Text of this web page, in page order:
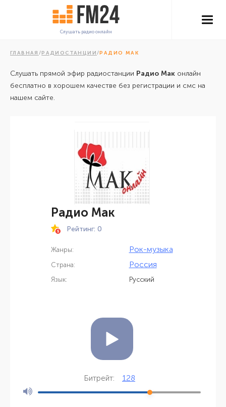
Слушать радио онлайн
ГЛАВНАЯ /РАДИОСТАНЦИИ/РАДИО МАК
Слушать прямой эфир радиостанции Радио Мак онлайн
бесплатно в хорошем качестве без регистрации и смс на
нашем сайте.
Радио Мак
Рейтинг: 0
Жанры: Рок-музыка
Страна: Россия
Язык: Русский
Битрейт: 128